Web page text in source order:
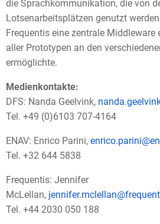
die Sprachkommunikation, die von
Lotsenarbeitsplätzen genutzt
Frequentis eine zentrale Middleware
aller Prototypen an den
ermöglichte.
Medienkontakte:
DFS: Nanda Geelvink,
Tel. +49 (0)6103 707-4164
ENAV: Enrico Parini,
Tel. +32 644 5838
Frequentis: Jennifer
McLellan,
Tel. +44 2030 050 188